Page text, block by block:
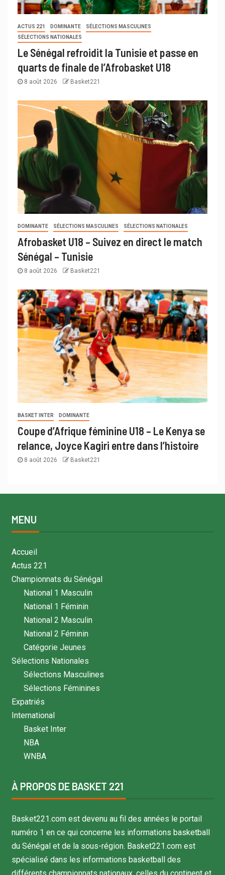
ACTUS 221 DOMINANTE
SÉLECTIONS MASCULINES
SÉLECTIONS NATIONALES
Le Sénégal refroidit la Tunisie et passe en
quarts de finale de l’Afrobasket U18
8 août 2026 Basket221
DOMINANTE SÉLECTIONS MASCULINES SÉLECTIONS NATIONALES
Afrobasket U18 – Suivez en direct le match
Sénégal – Tunisie
8 août 2026 Basket221
BASKET INTER DOMINANTE
Coupe d’Afrique féminine U18 – Le Kenya se
relance, Joyce Kagiri entre dans l’histoire
8 août 2026 Basket221
MENU
Accueil
Actus 221
Championnats du Sénégal
National 1 Masculin
National 1 Féminin
National 2 Masculin
National 2 Féminin
Catégorie Jeunes
Sélections Nationales
Sélections Masculines
Sélections Féminines
Expatriés
International
Basket Inter
NBA
WNBA
À PROPOS DE BASKET 221
Basket221.com est devenu au fil des années le portail
numéro 1 en ce qui concerne les informations basketball
du Sénégal et de la sous-région. Basket221.com est
spécialisé dans les informations basketball des